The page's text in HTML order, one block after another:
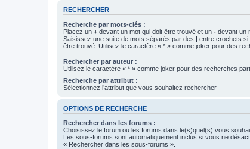
RECHERCHER
Recherche par mots-clés :
Placez un + devant un mot qui doit être trouvé et un - devant un
Saisissez une suite de mots séparés par des | entre crochets si
être trouvé. Utilisez le caractère « * » comme joker pour des
Rechercher par auteur :
Utilisez le caractère « * » comme joker pour des recherches
Recherche par attribut :
Sélectionnez l’attribut que vous souhaitez rechercher
OPTIONS DE RECHERCHE
Rechercher dans les forums :
Choisissez le forum ou les forums dans le(s)quel(s) vous
Les sous-forums sont automatiquement inclus si vous ne
« Rechercher dans les sous-forums ».